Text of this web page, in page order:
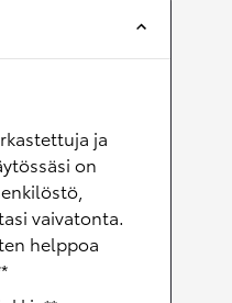
ja
on
vaivatonta.
helppoa